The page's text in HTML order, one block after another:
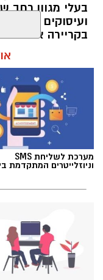
בעלי מגוון רחב
ועיסוקים שונים
בקריירה אחת
האם גם אתם
אלדה נתנאל / 09:20 07.08.26
מערכת לשליחת SMS
וניוזלייטרים המתקדמת